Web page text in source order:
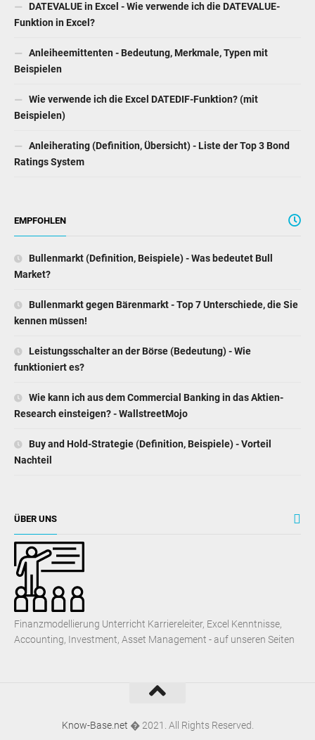
DATEVALUE in Excel - Wie verwende ich die DATEVALUE-
Funktion in Excel?
Anleiheemittenten - Bedeutung, Merkmale, Typen mit
Beispielen
Wie verwende ich die Excel DATEDIF-Funktion? (mit
Beispielen)
Anleiherating (Definition, Übersicht) - Liste der Top 3 Bond
Ratings System
EMPFOHLEN
Bullenmarkt (Definition, Beispiele) - Was bedeutet Bull
Market?
Bullenmarkt gegen Bärenmarkt - Top 7 Unterschiede, die Sie
kennen müssen!
Leistungsschalter an der Börse (Bedeutung) - Wie
funktioniert es?
Wie kann ich aus dem Commercial Banking in das Aktien-
Research einsteigen? - WallstreetMojo
Buy and Hold-Strategie (Definition, Beispiele) - Vorteil
Nachteil
ÜBER UNS
Finanzmodellierung Unterricht Karriereleiter, Excel Kenntnisse,
Accounting, Investment, Asset Management - auf unseren Seiten
Know-Base.net � 2021. All Rights Reserved.